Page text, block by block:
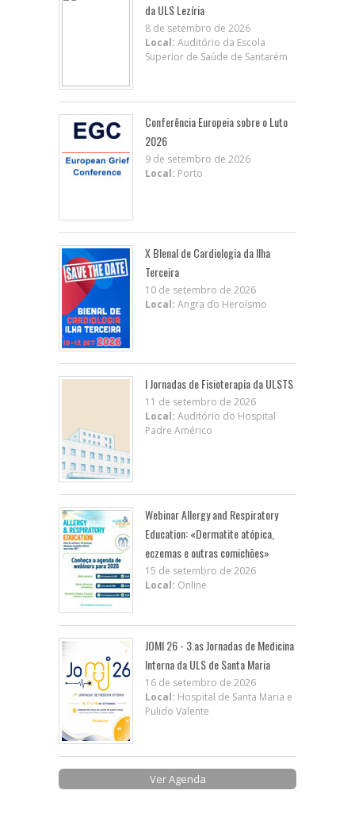
da ULS Lezíria
8 de setembro de 2026
Local: Auditório da Escola
Superior de Saúde de Santarém
Conferência Europeia sobre o Luto
2026
9 de setembro de 2026
Local: Porto
X BIenal de Cardiologia da Ilha
Terceira
10 de setembro de 2026
Local: Angra do Heroísmo
I Jornadas de Fisioterapia da ULSTS
11 de setembro de 2026
Local: Auditório do Hospital
Padre Américo
Webinar Allergy and Respiratory
Education: «Dermatite atópica,
eczemas e outras comichões»
15 de setembro de 2026
Local: Online
JOMI 26 - 3.as Jornadas de Medicina
Interna da ULS de Santa Maria
16 de setembro de 2026
Local: Hospital de Santa Maria e
Pulido Valente
Ver Agenda